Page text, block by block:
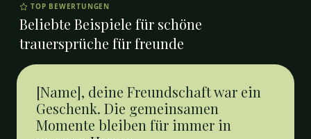
TOP BEWERTUNGEN
Beliebte Beispiele für schöne
trauersprüche für freunde
[Name], deine Freundschaft war ein
Geschenk. Die gemeinsamen
Momente bleiben für immer in